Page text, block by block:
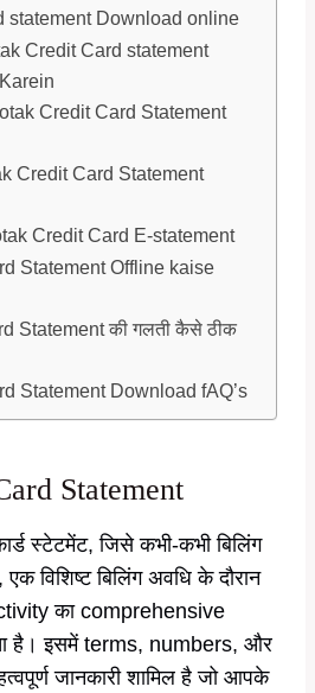
statement Download online
Credit Card statement
Credit Card Statement
Credit Card Statement
Credit Card E-statement
Statement Offline kaise
Statement की गलती कैसे ठीक
Statement Download fAQ’s
Statement
स्टेटमेंट, जिसे कभी-कभी बिलिंग
विशिष्ट बिलिंग अवधि के दौरान
का comprehensive
है। इसमें terms, numbers, और
जानकारी शामिल है जो आपके